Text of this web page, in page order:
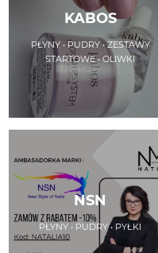
KABOS
PŁYNY • PUDRY • ZESTAWY
STARTOWE • OLIWKI
NSN
PŁYNY • PUDRY • PYŁKI